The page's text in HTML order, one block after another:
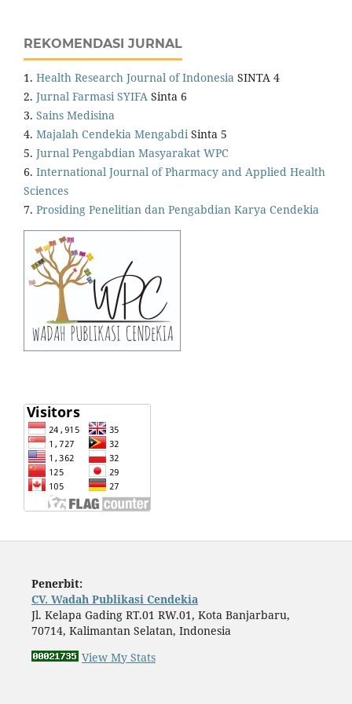
REKOMENDASI JURNAL
1. Health Research Journal of Indonesia SINTA 4
2. Jurnal Farmasi SYIFA Sinta 6
3. Sains Medisina
4. Majalah Cendekia MengabdiSinta 5
5. Jurnal Pengabdian Masyarakat WPC
6. International Journal of Pharmacy and Applied Health
Sciences
7. Prosiding Penelitian dan Pengabdian Karya Cendekia
Penerbit:
CV. Wadah Publikasi Cendekia
Jl. Kelapa Gading RT.01 RW.01, Kota Banjarbaru,
70714, Kalimantan Selatan, Indonesia
View My Stats